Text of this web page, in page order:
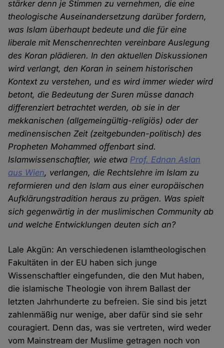
stärker denn je Stimmen zu vernehmen, die eine
theologische Auseinandersetzung darüber fordern,
was Islam überhaupt bedeute und die für eine
liberale mit Menschenrechten vereinbare Auslegung
des Koran plädieren. In den aktuellen Diskussionen
wird verlangt, den Koran in seinem historischen
Kontext zu verstehen, und es wird immer wieder wird
betont, die Bedeutung der Suren müsse danach
differenziert betrachtet werden, ob sie in der
mekkanischen (allgemeingültig-religiös) oder der
medinensischen Zeit (zeitgebunden-politisch) des
Propheten Mohammed offenbart sind.
Islamwissenschaftler, wie etwa Prof. Ednan Aslan
aus Wien, verlangen, die Rechtslehre im Islam zu
reformieren und den Islam aus einer europäischen
Aufklärungstradition heraus zu prägen. Was spielt
sich gegenwärtig in der muslimischen Community ab
und welche Entwicklungen deuten sich an?
Lale Akgün: An verschiedenen islamtheologischen
Fakultäten in der EU haben sich junge
Wissenschaftler eingefunden, die den Mut haben,
die islamische Theologie von ihrem Ballast der
letzten Jahrhunderte zu befreien. Sie sind bis jetzt
zahlenmäßig nur wenige, aber dafür sind sie sehr
couragiert. Denn das, was sie vertreten, wird weder
vom Mainstream der Muslime getragen noch von